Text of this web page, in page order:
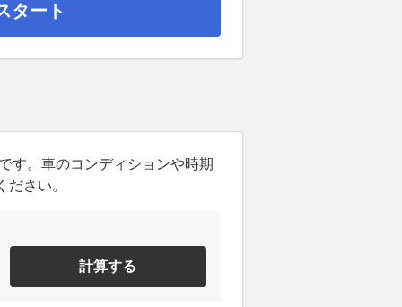
タート
す。車のコンディションや時期
さい。
計算する